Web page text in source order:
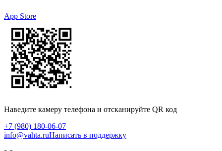
App Store
Наведите камеру телефона и отсканируйте QR код
+7 (980) 180-06-07
info@vahta.ruНаписать в поддержку